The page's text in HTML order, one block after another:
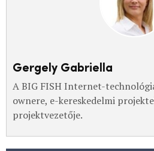
Gergely Gabriella
A BIG FISH Internet-
ownere, e-kereskedelmi
projektvezetője.